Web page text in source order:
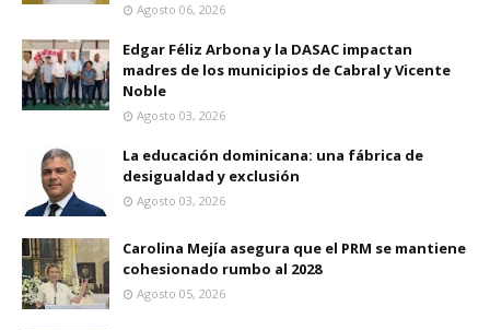
Agosto 06, 2026
Edgar Féliz Arbona y la DASAC impactan
madres de los municipios de Cabral y Vicente
Noble
Agosto 03, 2026
La educación dominicana: una fábrica de
desigualdad y exclusión
Agosto 03, 2026
Carolina Mejía asegura que el PRM se mantiene
cohesionado rumbo al 2028
Agosto 05, 2026